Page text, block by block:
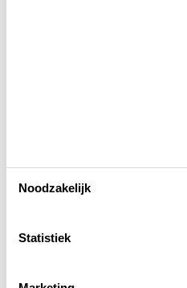
Concepten
Noodzakelijk
Statistiek